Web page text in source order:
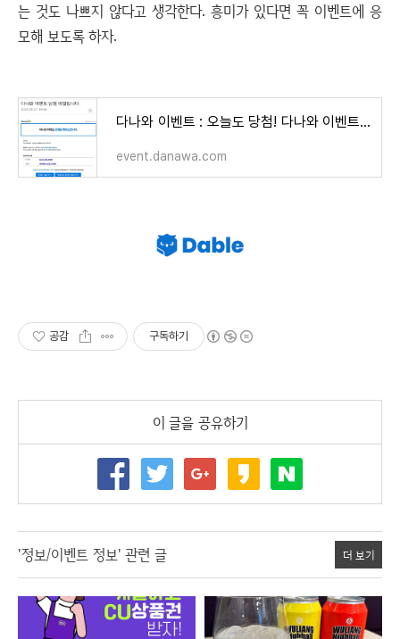
는 것도 나쁘지 않다고 생각한다. 흥미가 있다면 꼭 이벤트에 응
모해 보도록 하자.
다나와 이벤트 : 오늘도 당첨! 다나와 이벤트체험단
event.danawa.com
공감 구독하기
이 글을 공유하기
'정보/이벤트 정보' 관련 글 더 보기